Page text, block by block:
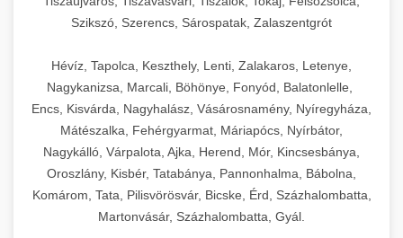
Szikszó, Szerencs, Sárospatak, Zalaszentgrót
Hévíz, Tapolca, Keszthely, Lenti, Zalakaros, Letenye,
Nagykanizsa, Marcali, Böhönye, Fonyód, Balatonlelle,
Encs, Kisvárda, Nagyhalász, Vásárosnamény, Nyíregyháza,
Mátészalka, Fehérgyarmat, Máriapócs, Nyírbátor,
Nagykálló, Várpalota, Ajka, Herend, Mór, Kincsesbánya,
Oroszlány, Kisbér, Tatabánya, Pannonhalma, Bábolna,
Komárom, Tata, Pilisvörösvár, Bicske, Érd, Százhalombatta,
Martonvásár, Százhalombatta, Gyál.